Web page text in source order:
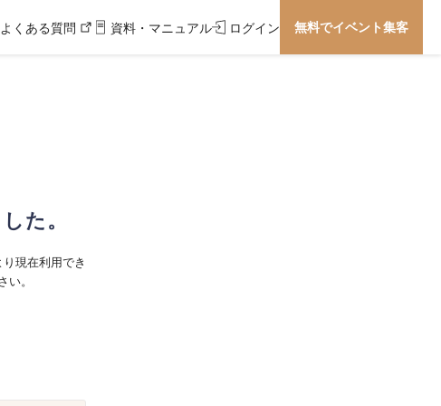
よくある質問 資料・マニュアル ログイン 無料でイベント集客
た。
現在利用でき
。